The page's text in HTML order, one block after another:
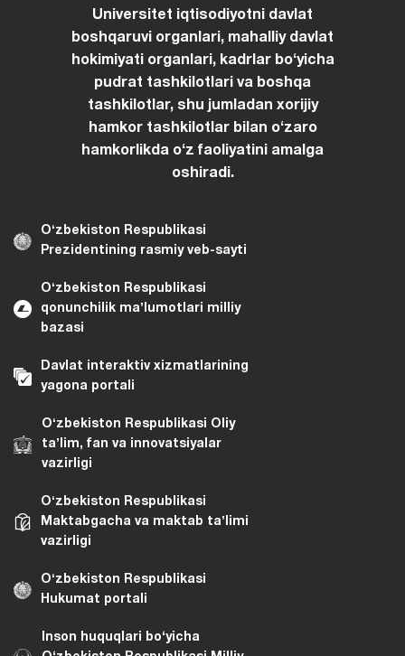
Universitet iqtisodiyotni davlat
boshqaruvi organlari, mahalliy davlat
hokimiyati organlari, kadrlar boʻyicha
pudrat tashkilotlari va boshqa
tashkilotlar, shu jumladan xorijiy
hamkor tashkilotlar bilan oʻzaro
hamkorlikda oʻz faoliyatini amalga
oshiradi.
Oʻzbekiston Respublikasi
Prezidentining rasmiy veb-sayti
Oʻzbekiston Respublikasi
qonunchilik maʼlumotlari milliy
bazasi
Davlat interaktiv xizmatlarining
yagona portali
Oʻzbekiston Respublikasi Oliy
taʼlim, fan va innovatsiyalar
vazirligi
Oʻzbekiston Respublikasi
Maktabgacha va maktab taʼlimi
vazirligi
Oʻzbekiston Respublikasi
Hukumat portali
Inson huquqlari bo‘yicha